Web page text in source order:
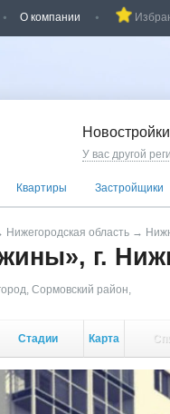
О компании
У вас другой
Квартиры Застройщики
Нижегородская область →
г.
, Сормовский район,
Стадии
стройки
Карта